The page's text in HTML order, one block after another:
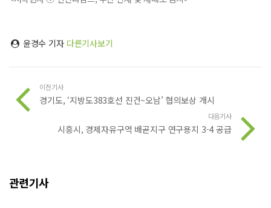
윤경수 기자 다른기사보기
이전기사
경기도, ‘지방도383호선 진건~오남’ 협의보상 개시
다음기사
시흥시, 경제자유구역 배곧지구 연구용지 3-4 공급
관련기사